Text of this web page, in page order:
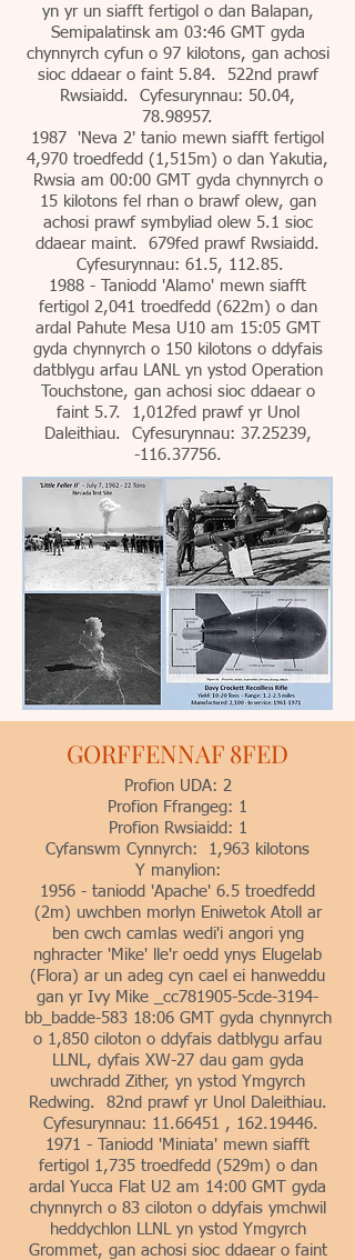
yn yr un siafft fertigol o dan Balapan,
Semipalatinsk am 03:46 GMT gyda
chynnyrch cyfun o 97 kilotons, gan achosi
sioc ddaear o faint 5.84. 522nd prawf
Rwsiaidd. Cyfesurynnau: 50.04,
78.98957.
1987 'Neva 2' tanio mewn siafft fertigol
4,970 troedfedd (1,515m) o dan Yakutia,
Rwsia am 00:00 GMT gyda chynnyrch o
15 kilotons fel rhan o brawf olew, gan
achosi prawf symbyliad olew 5.1 sioc
ddaear maint. 679fed prawf Rwsiaidd.
Cyfesurynnau: 61.5, 112.85.
1988 - Taniodd 'Alamo' mewn siafft
fertigol 2,041 troedfedd (622m) o dan
ardal Pahute Mesa U10 am 15:05 GMT
gyda chynnyrch o 150 kilotons o ddyfais
datblygu arfau LANL yn ystod Operation
Touchstone, gan achosi sioc ddaear o
faint 5.7. 1,012fed prawf yr Unol
Daleithiau. Cyfesurynnau: 37.25239,
-116.37756.
GORFFENNAF 8FED
Profion UDA: 2
Profion Ffrangeg: 1
Profion Rwsiaidd: 1
Cyfanswm Cynnyrch: 1,963 kilotons
Y manylion:
1956 - taniodd 'Apache' 6.5 troedfedd
(2m) uwchben morlyn Eniwetok Atoll ar
ben cwch camlas wedi'i angori yng
nghracter 'Mike' lle'r oedd ynys Elugelab
(Flora) ar un adeg cyn cael ei hanweddu
gan yr Ivy Mike _cc781905-5cde-3194-
bb_badde-583 18:06 GMT gyda chynnyrch
o 1,850 ciloton o ddyfais datblygu arfau
LLNL, dyfais XW-27 dau gam gyda
uwchradd Zither, yn ystod Ymgyrch
Redwing. 82nd prawf yr Unol Daleithiau.
Cyfesurynnau: 11.66451 , 162.19446.
1971 - Taniodd 'Miniata' mewn siafft
fertigol 1,735 troedfedd (529m) o dan
ardal Yucca Flat U2 am 14:00 GMT gyda
chynnyrch o 83 ciloton o ddyfais ymchwil
heddychlon LLNL yn ystod Ymgyrch
Grommet, gan achosi sioc ddaear o faint